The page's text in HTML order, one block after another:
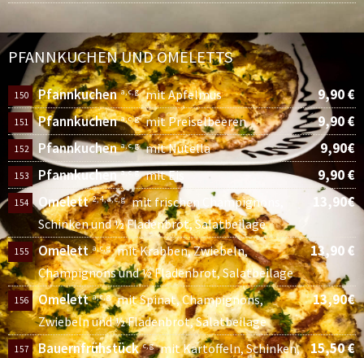
PFANNKUCHEN UND OMELETTS
150 Pfannkuchen a, c, g mit Apfelmus 9,90 €
151 Pfannkuchen a, c, g mit Preiselbeeren 9,90 €
152 Pfannkuchen a, c, g mit Nutella 9,90€
153 Pfannkuchen a, c, g mit Eis 9,90 €
154 Omelett 2, 4, a, c, g mit frischen Champignons,
Schinken und ½ Fladenbrot, Salatbeilage
13,90€
155 Omelett a, c, g mit Krabben, Zwiebeln,
Champignons und ½ Fladenbrot, Salatbeilage
13,90 €
156 Omelett a, c, g mit Spinat, Champignons,
Zwiebeln und ½ Fladenbrot, Salatbeilage
13,90€
157 Bauernfrühstück c, g mit Kartoffeln, Schinken,
15,50 €